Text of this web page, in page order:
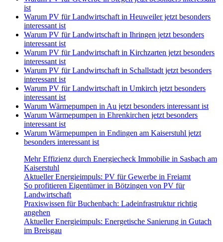
ist
Warum PV für Landwirtschaft in Heuweiler jetzt besonders
interessant ist
Warum PV für Landwirtschaft in Ihringen jetzt besonders
interessant ist
Warum PV für Landwirtschaft in Kirchzarten jetzt besonders
interessant ist
Warum PV für Landwirtschaft in Schallstadt jetzt besonders
interessant ist
Warum PV für Landwirtschaft in Umkirch jetzt besonders
interessant ist
Warum Wärmepumpen in Au jetzt besonders interessant ist
Warum Wärmepumpen in Ehrenkirchen jetzt besonders
interessant ist
Warum Wärmepumpen in Endingen am Kaiserstuhl jetzt
besonders interessant ist
Mehr Effizienz durch Energiecheck Immobilie in Sasbach am
Kaiserstuhl
Aktueller Energieimpuls: PV für Gewerbe in Freiamt
So profitieren Eigentümer in Bötzingen von PV für
Landwirtschaft
Praxiswissen für Buchenbach: Ladeinfrastruktur richtig
angehen
Aktueller Energieimpuls: Energetische Sanierung in Gutach
im Breisgau